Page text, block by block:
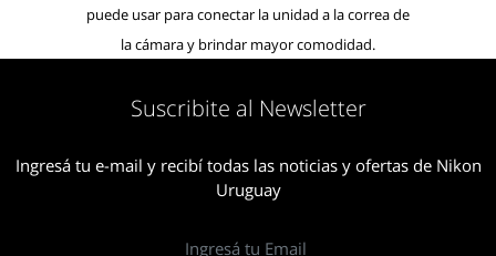
puede usar para conectar la unidad a la correa de
la cámara y brindar mayor comodidad.
Suscribite al Newsletter
Ingresá tu e-mail y recibí todas las noticias y ofertas de Nikon
Uruguay